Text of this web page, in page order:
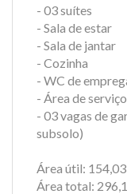
- 03 suítes
- Sala de estar
- Sala de jantar
- Cozinha
- WC de
- Área de serviço
- 03 vagas de
subsolo)
Área útil: 154,03
Área total: